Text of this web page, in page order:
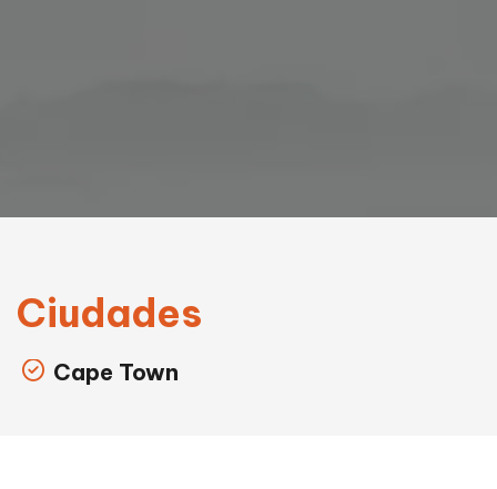
Ciudades
Cape Town